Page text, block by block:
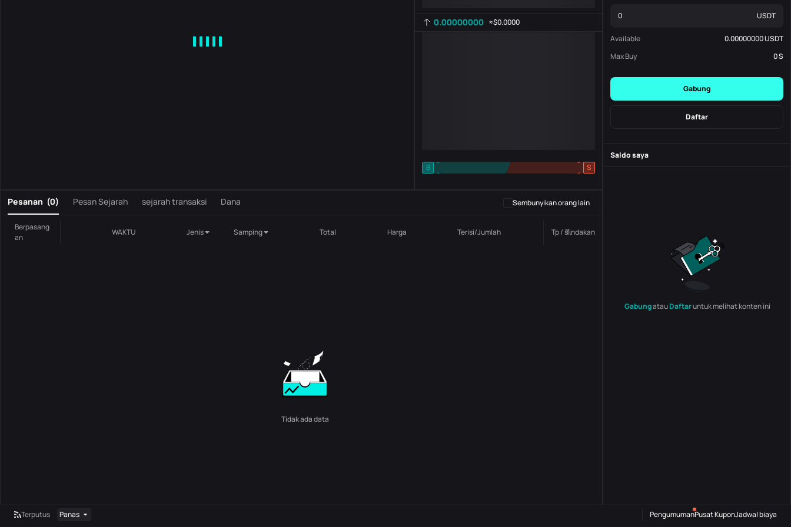
0.00000000 ≈$0.0000
B
-
-
S
-
-
Pesanan (0) Pesan Sejarah sejarah transaksi Dana Sembunyikan orang lain
Berpasang
an
WAKTU Jenis Samping Total Harga Terisi/Jumlah Tp / sl.Tindakan
Tidak ada data
USDT
Available 0.00000000USDT
Max Buy
0S
Gabung
Daftar
Saldo saya
GabungatauDaftaruntuk melihat konten ini
Terputus Panas PengumumanPusat KuponJadwal biaya